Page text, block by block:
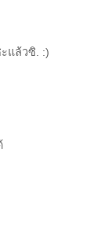
แล้วซิ. :)